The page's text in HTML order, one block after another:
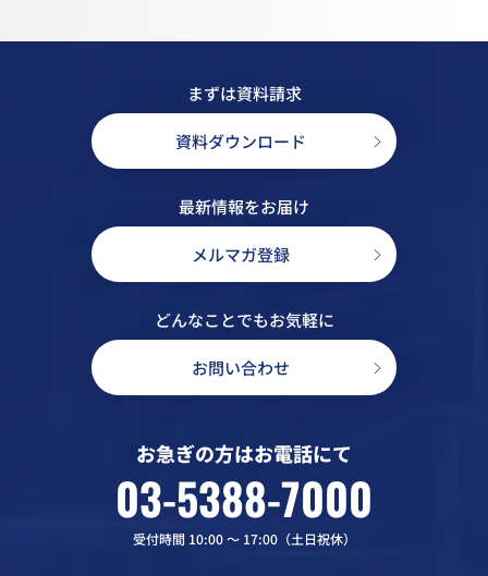
まずは資料請求
資料ダウンロード
最新情報をお届け
メルマガ登録
どんなことでもお気軽に
お問い合わせ
お急ぎの方はお電話にて
03-5388-7000
受付時間 10:00 〜 17:00（土日祝休）